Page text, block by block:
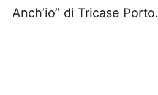
Anch’io” di Tricase Porto.